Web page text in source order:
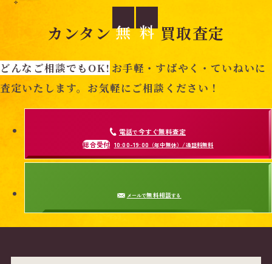
カンタン 無 料 買取査定
どんなご相談でもOK! お手軽・すばやく・ていねいに
査定いたします。お気軽にご相談ください！
電話で今すぐ無料査定
総合受付 10:00-19:00 （年中無休）/通話料無料
メールで無料相談する